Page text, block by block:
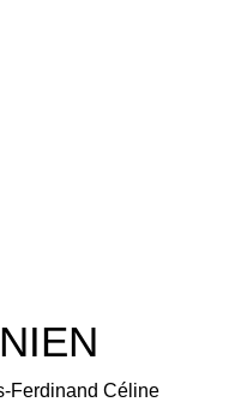
Ferdinand Céline